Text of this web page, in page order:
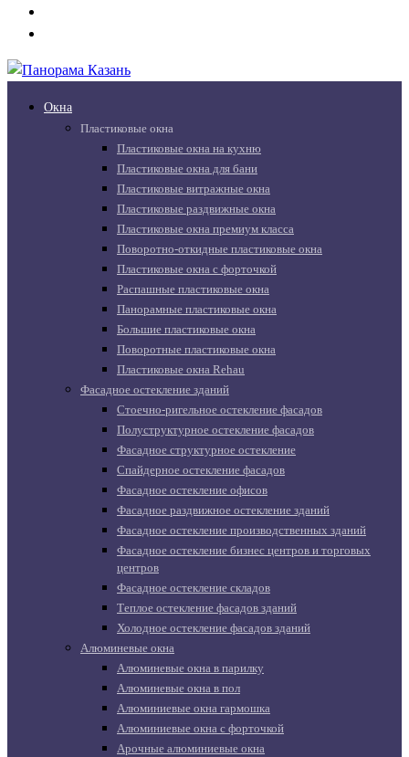
Окна
Пластиковые окна
Пластиковые окна на кухню
Пластиковые окна для бани
Пластиковые витражные окна
Пластиковые раздвижные окна
Пластиковые окна премиум класса
Поворотно-откидные пластиковые окна
Пластиковые окна с форточкой
Распашные пластиковые окна
Панорамные пластиковые окна
Большие пластиковые окна
Поворотные пластиковые окна
Пластиковые окна Rehau
Фасадное остекление зданий
Стоечно-ригельное остекление фасадов
Полуструктурное остекление фасадов
Фасадное структурное остекление
Спайдерное остекление фасадов
Фасадное остекление офисов
Фасадное раздвижное остекление зданий
Фасадное остекление производственных зданий
Фасадное остекление бизнес центров и торговых
центров
Фасадное остекление складов
Теплое остекление фасадов зданий
Холодное остекление фасадов зданий
Алюминевые окна
Алюминевые окна в парилку
Алюминевые окна в пол
Алюминиевые окна гармошка
Алюминиевые окна с форточкой
Арочные алюминиевые окна